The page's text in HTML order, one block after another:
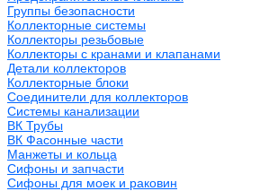
Группы безопасности
Коллекторные системы
Коллекторы резьбовые
Коллекторы с кранами и клапанами
Детали коллекторов
Коллекторные блоки
Соединители для коллекторов
Системы канализации
ВК Трубы
ВК Фасонные части
Манжеты и кольца
Сифоны и запчасти
Сифоны для моек и раковин